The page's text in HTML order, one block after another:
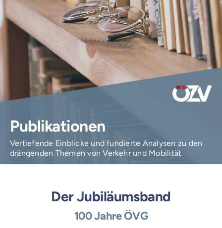
Publikationen
Vertiefende Einblicke und fundierte Analysen zu den
drängenden Themen von Verkehr und Mobilität
Der Jubiläumsband
100 Jahre ÖVG